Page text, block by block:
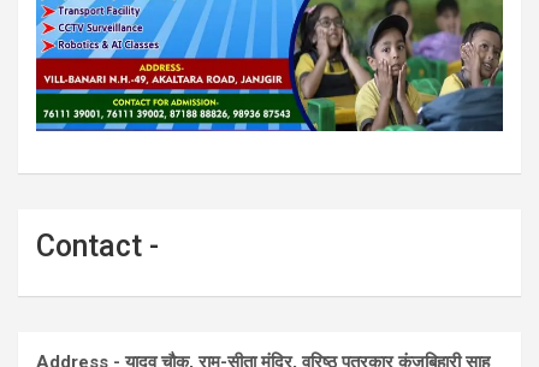
Contact -
Address - यादव चौक, राम-सीता मंदिर, वरिष्ठ पत्रकार कुंजबिहारी साहू